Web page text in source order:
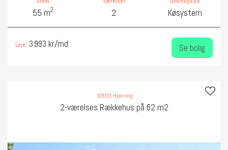
55 m2 2 Køsystem
Leje: 3.993 kr/md Se bolig
9800 Hjørring
2-værelses Rækkehus på 62 m2